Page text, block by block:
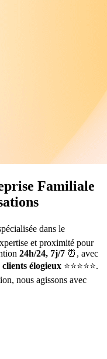
Familiale
dans le
et proximité pour
24h/24, 7j/7 ⏰, avec
clients élogieux ⭐⭐⭐⭐⭐.
nous agissons avec